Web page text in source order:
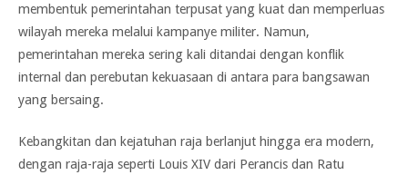
membentuk pemerintahan terpusat yang kuat dan memperluas
wilayah mereka melalui kampanye militer. Namun,
pemerintahan mereka sering kali ditandai dengan konflik
internal dan perebutan kekuasaan di antara para bangsawan
yang bersaing.
Kebangkitan dan kejatuhan raja berlanjut hingga era modern,
dengan raja-raja seperti Louis XIV dari Perancis dan Ratu